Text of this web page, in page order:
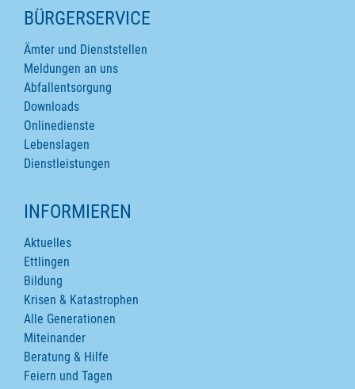
SEITENINHALTE
BÜRGERSERVICE
Ämter und Dienststellen
Meldungen an uns
Abfallentsorgung
Downloads
Onlinedienste
Lebenslagen
Dienstleistungen
INFORMIEREN
Aktuelles
Ettlingen
Bildung
Krisen & Katastrophen
Alle Generationen
Miteinander
Beratung & Hilfe
Feiern und Tagen